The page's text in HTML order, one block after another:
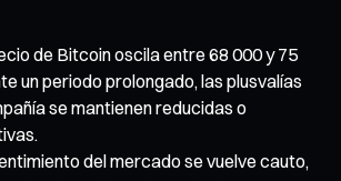
de Bitcoin oscila entre 68 000 y 75
un periodo prolongado, las plusvalías
se mantienen reducidas o
del mercado se vuelve cauto,